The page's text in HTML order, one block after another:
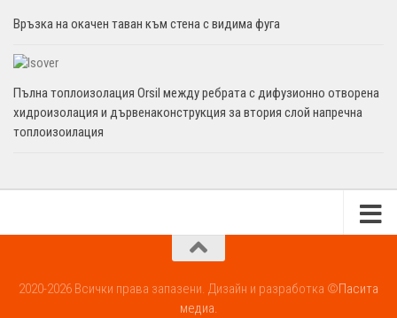
Връзка на окачен таван към стена с видима фуга
Пълна топлоизолация Orsil между ребрата с дифузионно отворена
хидроизолация и дървенаконструкция за втория слой напречна
топлоизоилация
2020-2026 Всички права запазени. Дизайн и разработка ©Пасита
медиа.